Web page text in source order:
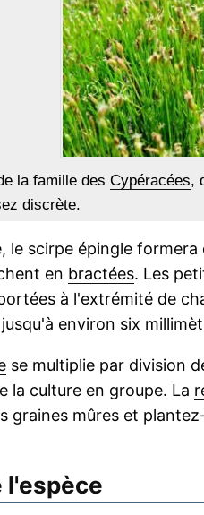
la famille des Cypéracées,
discrète.
le scirpe épingle
en bractées. Les
à l'extrémité de
environ six
se multiplie par division
la culture en groupe. La
graines mûres et
l'espèce